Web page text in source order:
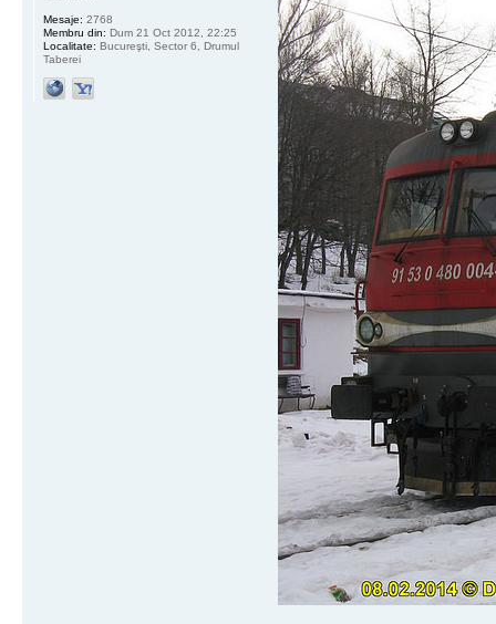
Mesaje: 2768
Membru din: Dum 21 Oct 2012, 22:25
Localitate: Bucureşti, Sector 6, Drumul
Taberei